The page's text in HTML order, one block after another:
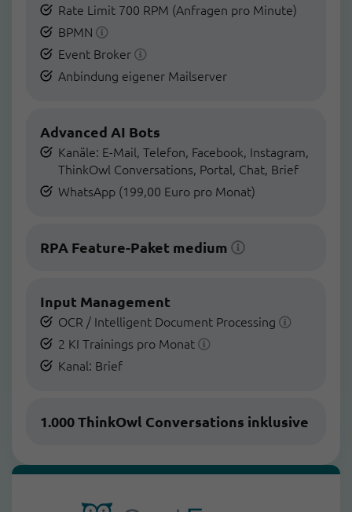
Rate Limit 700 RPM (Anfragen pro Minute)
BPMN
Event Broker
Anbindung eigener Mailserver
Advanced AI Bots
Kanäle: E-Mail, Telefon, Facebook, Instagram,
ThinkOwl Conversations, Portal, Chat, Brief
WhatsApp (199,00 Euro pro Monat)
RPA Feature-Paket medium
Input Management
OCR / Intelligent Document Processing
2 KI Trainings pro Monat
Kanal: Brief
1.000 ThinkOwl Conversations inklusive